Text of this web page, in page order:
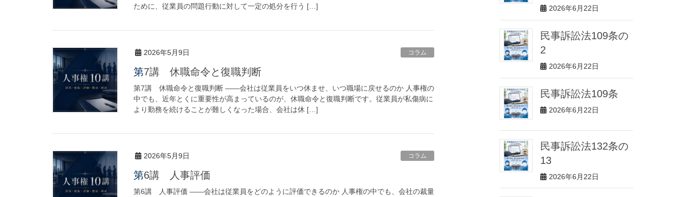
ために、従業員の問題行動に対して一定の処分を行う […]
2026年5月9日 コラム
第7講 休職命令と復職判断
第7講 休職命令と復職判断 ――会社は従業員をいつ休ませ、いつ職場に戻せるのか 人事権の
中でも、近年とくに重要性が高まっているのが、休職命令と復職判断です。従業員が私傷病に
より勤務を続けることが難しくなった場合、会社は休 […]
2026年5月9日 コラム
第6講 人事評価
第6講 人事評価 ――会社は従業員をどのように評価できるのか 人事権の中でも、会社の裁量
2026年6月22日
民事訴訟法109条の
2
2026年6月22日
民事訴訟法109条
2026年6月22日
民事訴訟法132条の
13
2026年6月22日